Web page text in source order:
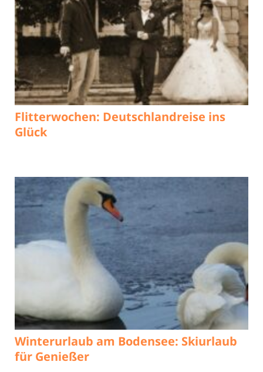
Flitterwochen: Deutschlandreise ins
Glück
Winterurlaub am Bodensee: Skiurlaub
für Genießer